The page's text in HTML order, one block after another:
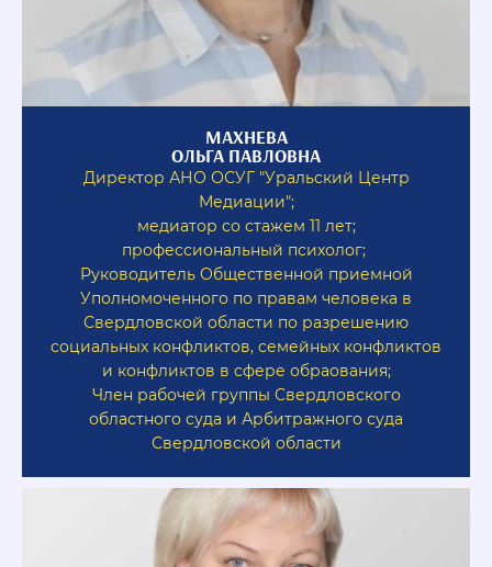
МАХНЕВА
ОЛЬГА ПАВЛОВНА
Директор АНО ОСУГ "Уральский Центр
Медиации";
медиатор со стажем 11 лет;
профессиональный психолог;
Руководитель Общественной приемной
Уполномоченного по правам человека в
Свердловской области по разрешению
социальных конфликтов, семейных конфликтов
и конфликтов в сфере обраования;
Член рабочей группы Свердловского
областного суда и Арбитражного суда
Свердловской области